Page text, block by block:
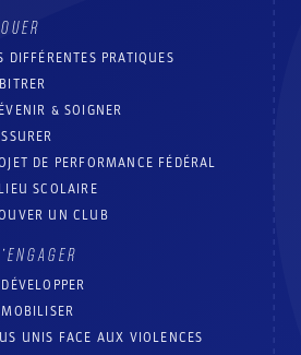
DIFFÉRENTES PRATIQUES
& SOIGNER
DE PERFORMANCE FÉDÉRAL
SCOLAIRE
UN CLUB
UNIS FACE AUX VIOLENCES